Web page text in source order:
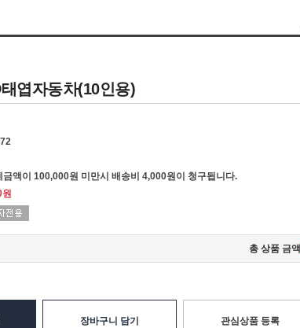
엽자동차(10인용)
금액이 100,000원 미만시 배송비 4,000원이 청구됩니다.
총 상품 금액
장바구니 담기 관심상품 등록